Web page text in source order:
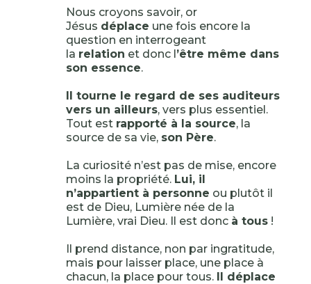
Nous croyons savoir, or
Jésus déplace une fois encore la
question en interrogeant
la relation et donc l’être même dans
son essence.
Il tourne le regard de ses auditeurs
vers un ailleurs, vers plus essentiel.
Tout est rapporté à la source, la
source de sa vie, son Père.
La curiosité n’est pas de mise, encore
moins la propriété. Lui, il
n’appartient à personne ou plutôt il
est de Dieu, Lumière née de la
Lumière, vrai Dieu. Il est donc à tous!
Il prend distance, non par ingratitude,
mais pour laisser place, une place à
chacun, la place pour tous. Il déplace